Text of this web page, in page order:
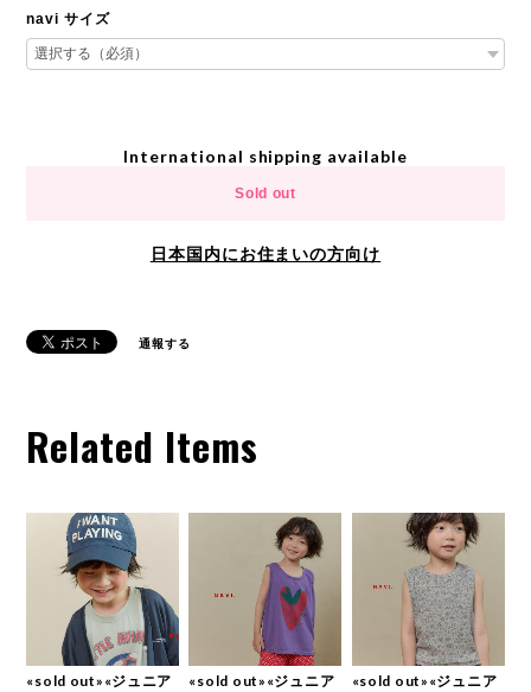
navi サイズ
International shipping available
Sold out
日本国内にお住まいの方向け
通報する
Related Items
«sold out»«ジュニア
«sold out»«ジュニア
«sold out»«ジュニア